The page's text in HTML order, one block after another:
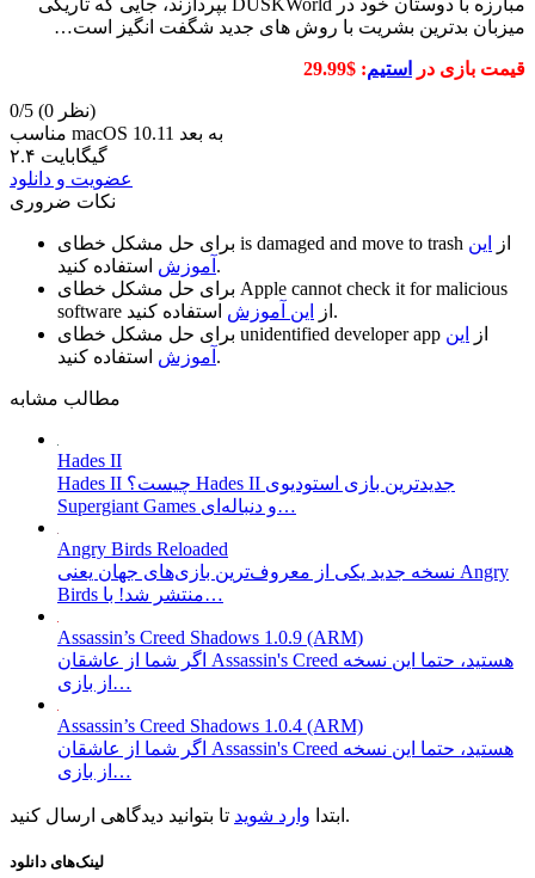
میزبان بدترین بشریت با روش های جدید شگفت انگیز است…
قیمت بازی در استیم: $29.99​
0/5
(0 نظر)
مناسب macOS 10.11 به بعد
۲.۴ گیگابایت
عضویت و دانلود
نکات ضروری
is damaged and move to trash از
این
آموزش استفاده کنید.
Apple cannot check it for malicious
software
از این آموزش
استفاده کنید.
unidentified developer app از
این
آموزش استفاده کنید.
مطالب مشابه
Hades II
Hades II چیست؟ Hades II جدیدترین بازی استودیوی
Supergiant Games و دنباله‌ای…
Angry Birds Reloaded
نسخه جدید یکی از معروف‌ترین بازی‌های جهان یعنی Angry
Birds منتشر شد! با…
Assassin’s Creed Shadows 1.0.9 (ARM)
اگر شما از عاشقان Assassin's Creed هستید، حتما این نسخه
از بازی…
Assassin’s Creed Shadows 1.0.4 (ARM)
اگر شما از عاشقان Assassin's Creed هستید، حتما این نسخه
از بازی…
ابتدا وارد شوید تا بتوانید دیدگاهی ارسال کنید.
لینک‌های دانلود